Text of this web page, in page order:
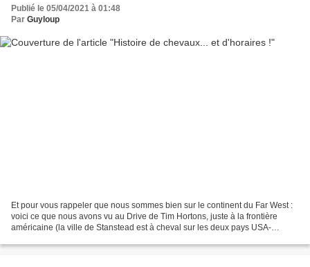
Publié le 05/04/2021 à 01:48
Par Guyloup
Et pour vous rappeler que nous sommes bien sur le continent du Far West :
voici ce que nous avons vu au Drive de Tim Hortons, juste à la frontière
américaine (la ville de Stanstead est à cheval sur les deux pays USA-